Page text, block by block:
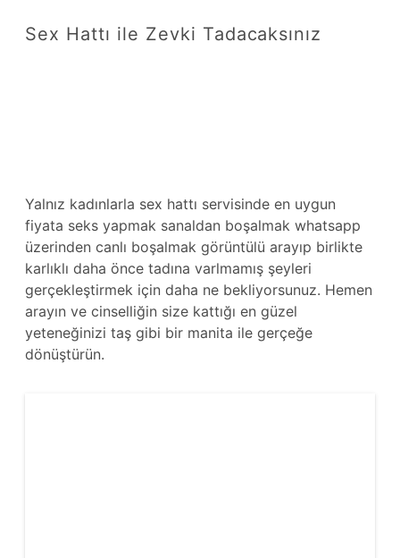
Sex Hattı ile Zevki Tadacaksınız
Yalnız kadınlarla sex hattı servisinde en uygun
fiyata seks yapmak sanaldan boşalmak whatsapp
üzerinden canlı boşalmak görüntülü arayıp birlikte
karlıklı daha önce tadına varlmamış şeyleri
gerçekleştirmek için daha ne bekliyorsunuz. Hemen
arayın ve cinselliğin size kattığı en güzel
yeteneğinizi taş gibi bir manita ile gerçeğe
dönüştürün.